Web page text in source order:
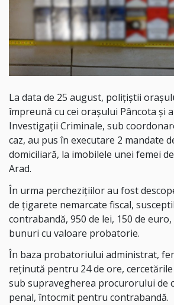
La data de 25 august, polițiștii
împreună cu cei orașului Pâncota și
Investigații Criminale, sub
caz, au pus în executare 2 mandate
domiciliară, la imobilele unei femei
Arad.
În urma perchezițiilor au fost
de țigarete nemarcate fiscal,
contrabandă, 950 de lei, 150 de
bunuri cu valoare probatorie.
În baza probatoriului administrat,
reținută pentru 24 de ore,
sub supravegherea procurorului de
penal, întocmit pentru contrabandă.